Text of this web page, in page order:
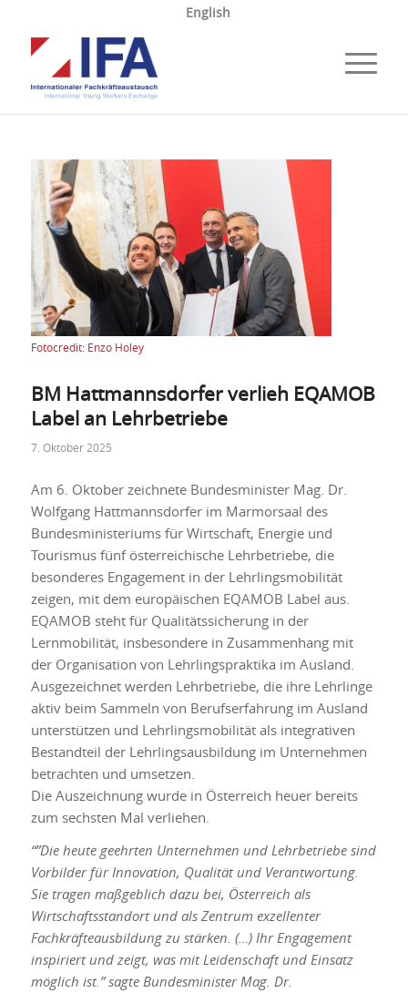
English
Fotocredit: Enzo Holey
BM Hattmannsdorfer verlieh EQAMOB
Label an Lehrbetriebe
7. Oktober 2025
Am 6. Oktober zeichnete Bundesminister Mag. Dr.
Wolfgang Hattmannsdorfer im Marmorsaal des
Bundesministeriums für Wirtschaft, Energie und
Tourismus fünf österreichische Lehrbetriebe, die
besonderes Engagement in der Lehrlingsmobilität
zeigen, mit dem europäischen EQAMOB Label aus.
EQAMOB steht für Qualitätssicherung in der
Lernmobilität, insbesondere in Zusammenhang mit
der Organisation von Lehrlingspraktika im Ausland.
Ausgezeichnet werden Lehrbetriebe, die ihre Lehrlinge
aktiv beim Sammeln von Berufserfahrung im Ausland
unterstützen und Lehrlingsmobilität als integrativen
Bestandteil der Lehrlingsausbildung im Unternehmen
betrachten und umsetzen.
Die Auszeichnung wurde in Österreich heuer bereits
zum sechsten Mal verliehen.
“”Die heute geehrten Unternehmen und Lehrbetriebe sind
Vorbilder für Innovation, Qualität und Verantwortung.
Sie tragen maßgeblich dazu bei, Österreich als
Wirtschaftsstandort und als Zentrum exzellenter
Fachkräfteausbildung zu stärken. (…) Ihr Engagement
inspiriert und zeigt, was mit Leidenschaft und Einsatz
möglich ist.” sagte Bundesminister Mag. Dr.